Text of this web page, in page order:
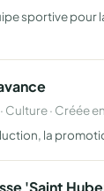
sportive pour
Culture · Créée
la
'Saint